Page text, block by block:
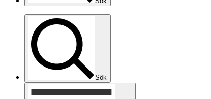
Sök